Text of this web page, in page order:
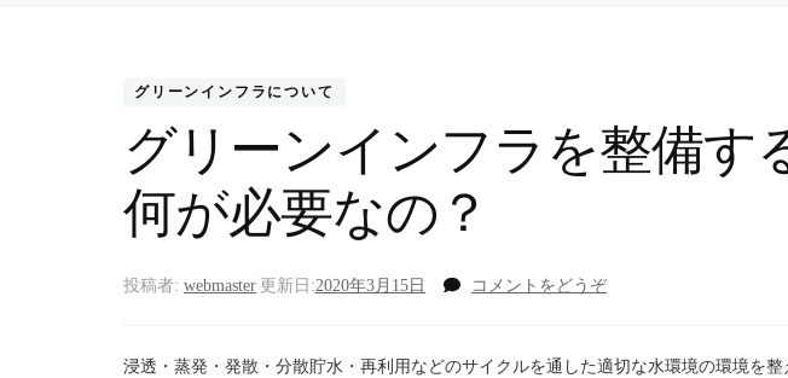
グリーンインフラについて
グリーンインフラを整備す
何が必要なの？
投稿者: webmaster 更新日:2020年3月15日 コメントをどうぞ(グ
ン
浸透・蒸発・発散・分散貯水・再利用などのサイクルを通した適切な水環境の環境を